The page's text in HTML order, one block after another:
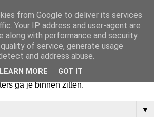
ik een krant op een terras en drink een
om het even een boek met een
espresso. Maar dat kan ook als
ga je binnen zitten.
▼
from Google to deliver its services
Your IP address and user-agent are
along with performance and security
of service, generate usage
and address abuse.
LEARN MORE GOT IT